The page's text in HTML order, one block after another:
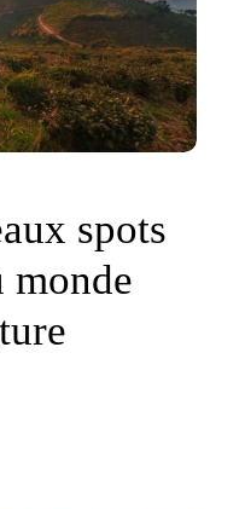
spots
monde